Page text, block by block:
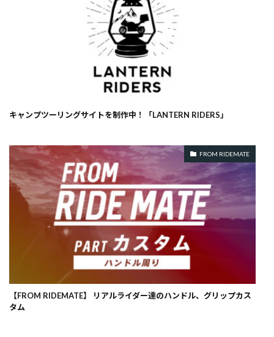
キャンプツーリングサイトを制作中！「LANTERN RIDERS」
FROM RIDEMATE
【FROM RIDEMATE】 リアルライダー達のハンドル、グリップカス
タム